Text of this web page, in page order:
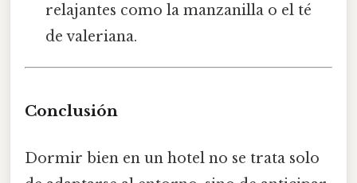
relajantes como la manzanilla o el té
de valeriana.
Conclusión
Dormir bien en un hotel no se trata solo